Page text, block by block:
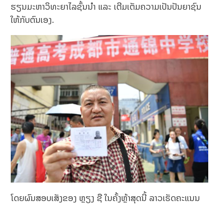
ຮຽນມະຫາວິທະຍາໄລຊັ້ນນຳ ແລະ ເຕີມເຕັມຄວາມເປັນປັນຍາຊົນ
ໃຫ້ກັບຕົນເອງ.
ໂດຍຜົນສອບເສັງຂອງ ຫຼຽງ ຊື ໃນຄັ້ງຫຼ້າສຸດນີ້ ລາວເຮັດຄະແນນ